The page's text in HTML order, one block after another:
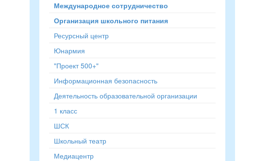
Международное сотрудничество
Организация школьного питания
Ресурсный центр
Юнармия
"Проект 500+"
Информационная безопасность
Деятельность образовательной организации
1 класс
ШСК
Школьный театр
Медиацентр